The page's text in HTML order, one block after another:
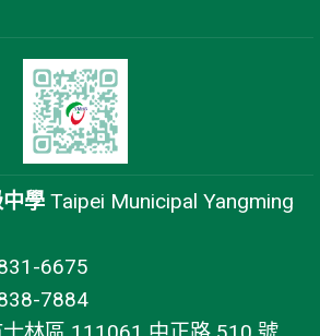
學 Taipei Municipal Yangming
6675
7884